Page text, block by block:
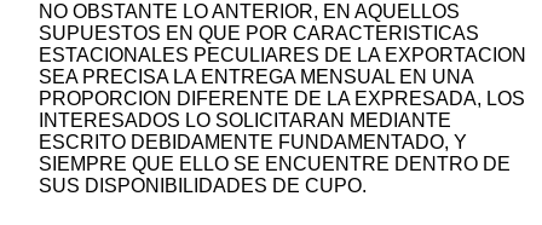
NO OBSTANTE LO ANTERIOR, EN AQUELLOS
SUPUESTOS EN QUE POR CARACTERISTICAS
ESTACIONALES PECULIARES DE LA EXPORTACION
SEA PRECISA LA ENTREGA MENSUAL EN UNA
PROPORCION DIFERENTE DE LA EXPRESADA, LOS
INTERESADOS LO SOLICITARAN MEDIANTE
ESCRITO DEBIDAMENTE FUNDAMENTADO, Y
SIEMPRE QUE ELLO SE ENCUENTRE DENTRO DE
SUS DISPONIBILIDADES DE CUPO.